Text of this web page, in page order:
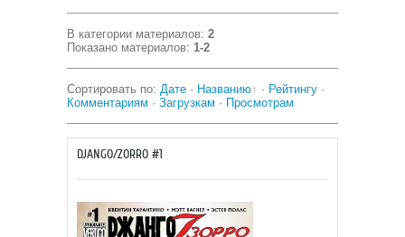
В категории материалов: 2
Показано материалов: 1-2
Сортировать по: Дате · Названию · Рейтингу ·
Комментариям · Загрузкам · Просмотрам
DJANGO/ZORRO #1